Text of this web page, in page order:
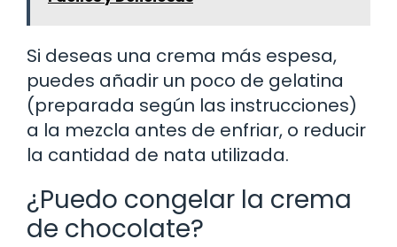
Si deseas una crema más espesa,
puedes añadir un poco de gelatina
(preparada según las instrucciones)
a la mezcla antes de enfriar, o reducir
la cantidad de nata utilizada.
¿Puedo congelar la crema
de chocolate?